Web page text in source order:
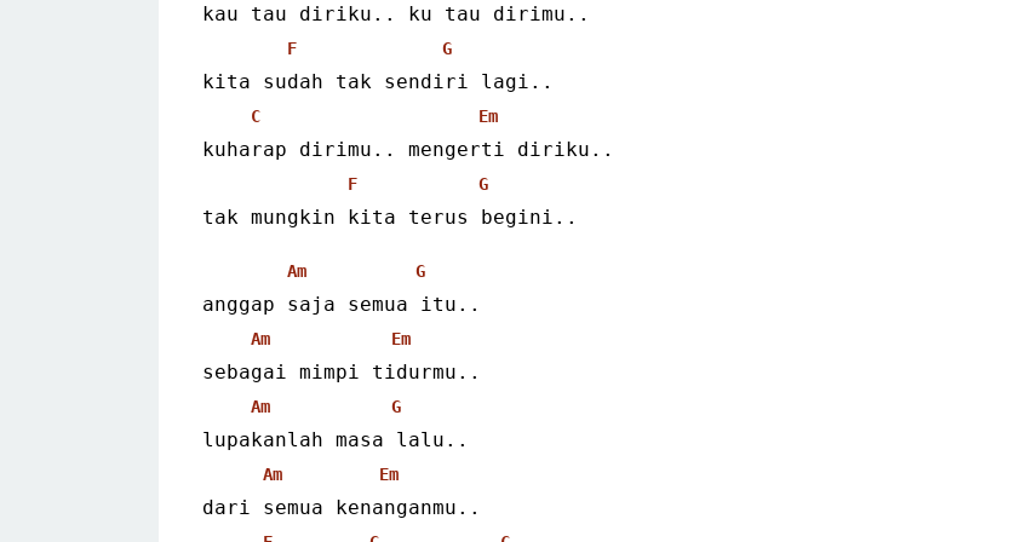
kau tau diriku.. ku tau dirimu..
F G
kita sudah tak sendiri lagi..
C Em
kuharap dirimu.. mengerti diriku..
F G
tak mungkin kita terus begini..
Am G
anggap saja semua itu..
Am Em
sebagai mimpi tidurmu..
Am G
lupakanlah masa lalu..
Am Em
dari semua kenanganmu..